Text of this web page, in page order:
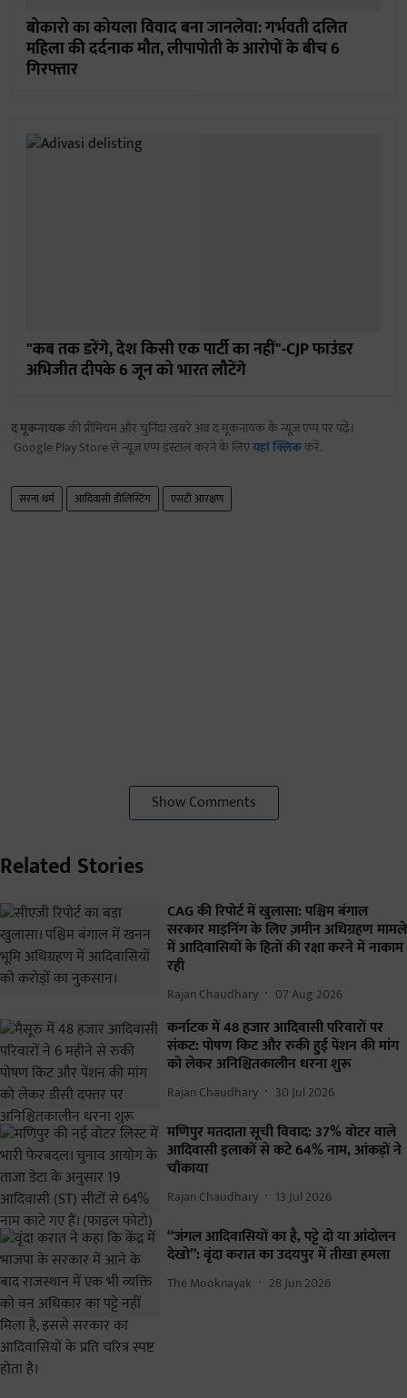
बोकारो का कोयला विवाद बना जानलेवा: गर्भवती दलित
महिला की दर्दनाक मौत, लीपापोती के आरोपों के बीच 6
गिरफ्तार
"कब तक डरेंगे, देश किसी एक पार्टी का नहीं"-CJP फाउंडर
अभिजीत दीपके 6 जून को भारत लौटेंगे
द मूकनायककी प्रीमियम और चुनिंदा खबरें अब द मूकनायक के न्यूज़ एप्प पर पढ़ें।
Google Play Store से न्यूज़ एप्प इंस्टाल करने के लिएयहां क्लिककरें.
सरना धर्म आदिवासी डीलिस्टिंग एसटी आरक्षण
Show Comments
Related Stories
CAG की रिपोर्ट में खुलासा: पश्चिम बंगाल
सरकार माइनिंग के लिए ज़मीन अधिग्रहण मामले
में आदिवासियों के हितों की रक्षा करने में नाकाम
रही
Rajan Chaudhary 07 Aug 2026
कर्नाटक में 48 हजार आदिवासी परिवारों पर
संकट: पोषण किट और रुकी हुई पेंशन की मांग
को लेकर अनिश्चितकालीन धरना शुरू
Rajan Chaudhary 30 Jul 2026
मणिपुर मतदाता सूची विवाद: 37% वोटर वाले
आदिवासी इलाकों से कटे 64% नाम, आंकड़ों ने
चौंकाया
Rajan Chaudhary 13 Jul 2026
“जंगल आदिवासियों का है, पट्टे दो या आंदोलन
देखो”: वृंदा करात का उदयपुर में तीखा हमला
The Mooknayak 28 Jun 2026